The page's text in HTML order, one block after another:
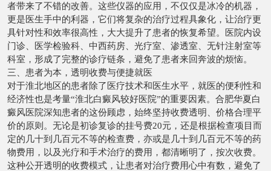
者带来了不错的改善。这些仪器的应用，不仅仅是冰冷的机器，
更是医生手中的利器，它们将复杂的治疗过程具象化，让治疗更
具针对性和效率很高性，大大提升了患者的恢复希望。医院内设
门诊、医学检验科、中西药房、光疗室、渗透室、无针注射室等
科室，形成了完整的诊疗链条，避免了患者来回奔波的烦恼。
三、患者为本，透明收费与便捷就医
对于淮北地区的患者除了医疗技术和医生水平，就医的便利性和
经济性也是考量“淮北白癜风较好医院”的重要因素。合肥华夏白
癜风医院深知患者的这份顾虑，始终坚持收费透明、价格合理平
价的原则。无论是初诊复诊的挂号费20元，还是根据检查项目而
定的几十到几百元不等的检查费，亦或是几十到几百元不等的药
物费用，以及光疗和手术治疗的费用，都清晰明了，按次收费。
这种公开透明的收费模式，让患者对治疗费用心中有数，避免了